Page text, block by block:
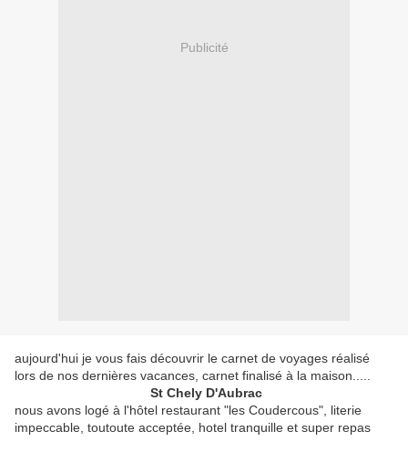
Publicité
aujourd'hui je vous fais découvrir le carnet de voyages réalisé
lors de nos dernières vacances, carnet finalisé à la maison.....
St Chely D'Aubrac
nous avons logé à l'hôtel restaurant "les Coudercous", literie
impeccable, toutoute acceptée, hotel tranquille et super repas